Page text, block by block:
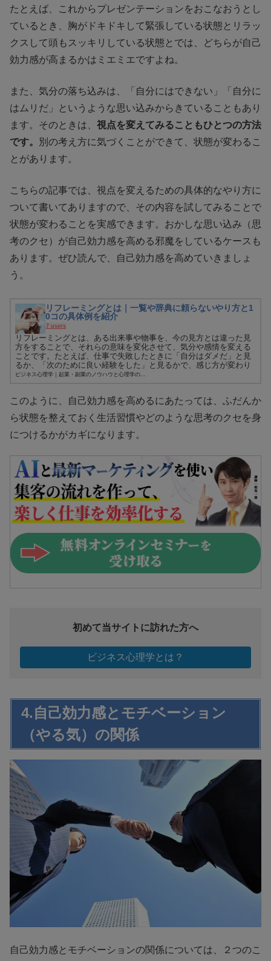
たとえば、これからプレゼンテーションをおこなおうとし
ているとき、胸がドキドキして緊張している状態とリラッ
クスして頭もスッキリしている状態とでは、どちらが自己
効力感が高まるかはミエミエですよね。
また、気分の落ち込みは、「自分にはできない」「自分に
はムリだ」というような思い込みからきていることもあり
ます。そのときは、 視点を変えてみることもひとつの方法
です。
別の考え方に気づくことができて、状態が変わるこ
とがあります。
こちらの記事では、視点を変えるための具体的なやり方に
ついて書いてありますので、その内容を試してみることで
状態が変わることを実感できます。おかしな思い込み（思
考のクセ）が自己効力感を高める邪魔をしているケースも
あります。ぜひ読んで、自己効力感を高めていきましょ
う。
リフレーミングとは｜一覧や辞典に頼らないやり方と1
0コの具体例を紹介
7 users
リフレーミングとは、ある出来事や物事を、今の見方とは違った見
方をすることで、それらの意味を変化させて、気分や感情を変える
ことです。たとえば、仕事で失敗したときに「自分はダメだ」と見
るか、「次のために良い経験をした」と見るかで、感じ方が変わり
ます。...
ビジネス心理学｜起業・副業のノウハウと心理学の...
このように、自己効力感を高めるにあたっては、ふだんか
ら状態を整えておく生活習慣やどのような思考のクセを身
につけるかがカギになります。
初めて当サイトに訪れた方へ
ビジネス心理学とは？
4.自己効力感とモチベーション
（やる気）の関係
自己効力感とモチベーションの関係については、２つのこ